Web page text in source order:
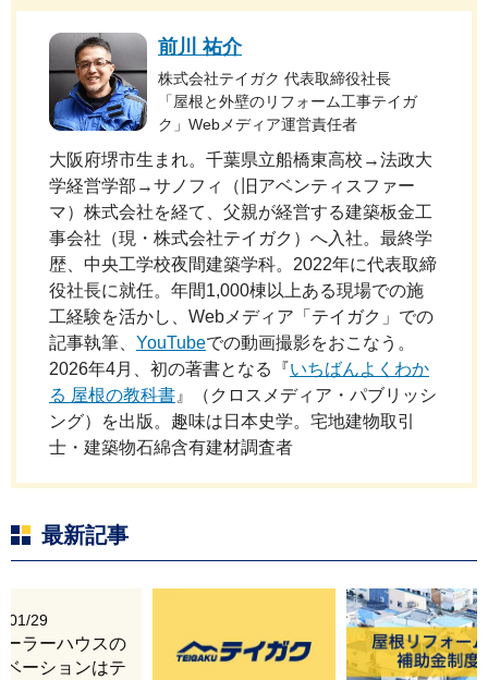
8. おすすめのメーカーと屋根材
9. 屋根カバー工法の失敗例
10. 屋根カバー工法の工事日数
11.
トタン屋根をカバー工法するときの工事
手順
12.
野地板（コンパネ）増し張り屋根カバー
工法について
13.
屋根カバー工法で断熱効果や遮熱効果は
得られるのか？
日本最古？の屋根カバー工法
16.
セットバックスターター屋根カバー工法
前川 祐介
株式会社テイガク 代表取締役社長
「屋根と外壁のリフォーム工事テイガ
ク」Webメディア運営責任者
大阪府堺市生まれ。千葉県立船橋東高校→法政大
学経営学部→サノフィ（旧アベンティスファー
マ）株式会社を経て、父親が経営する建築板金工
事会社（現・株式会社テイガク）へ入社。最終学
歴、中央工学校夜間建築学科。2022年に代表取締
役社長に就任。年間1,000棟以上ある現場での施
工経験を活かし、Webメディア「テイガク」での
記事執筆、 YouTubeでの動画撮影をおこなう。
2026年4月、初の著書となる『いちばんよくわか
る 屋根の教科書 』（クロスメディア・パブリッシ
ング）を出版。趣味は日本史学。宅地建物取引
士・建築物石綿含有建材調査者
最新記事
01/29
ーラーハウスの
ベーションはテ